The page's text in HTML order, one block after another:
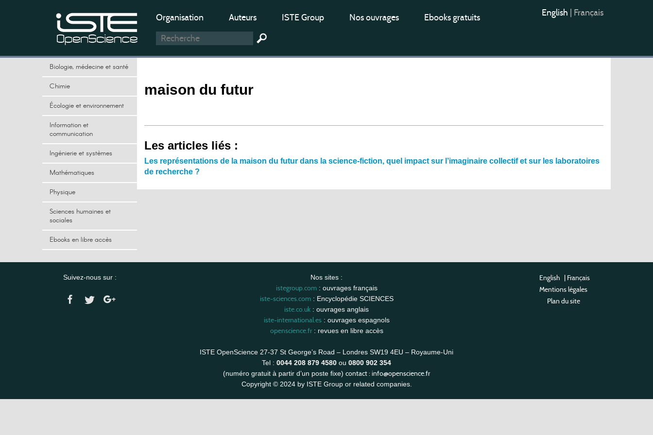
Organisation Auteurs ISTE Group Nos ouvrages Ebooks gratuits English Français
Biologie, médecine et santé
Chimie
Écologie et environnement
Information et
communication
Ingénierie et systèmes
Mathématiques
Physique
Sciences humaines et
sociales
Ebooks en libre accès
maison du futur
Les articles liés :
Les représentations de la maison du futur dans la science-fiction, quel impact sur l’imaginaire collectif et sur les laboratoires
de recherche ?
Suivez-nous sur : Nos sites :
istegroup.com: ouvrages français
iste-sciences.com: Encyclopédie SCIENCES
iste.co.uk : ouvrages anglais
iste-international.es: ouvrages espagnols
openscience.fr: revues en libre accès
ISTE OpenScience 27-37 St George’s Road – Londres SW19 4EU – Royaume-Uni
Tel : 0044 208 879 4580 ou 0800 902 354
(numéro gratuit à partir d’un poste fixe) contact : info@openscience.fr
Copyright © 2024 by ISTE Group or related companies.
English | Français
Mentions légales
Plan du site